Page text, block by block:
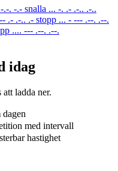
.-. -.- snalla ... -. .- .-.. .-..
.- .-.. .- stopp ... - --- .--. .--.
.... --- .--. .--.
idag
ladda ner.
med intervall
hastighet